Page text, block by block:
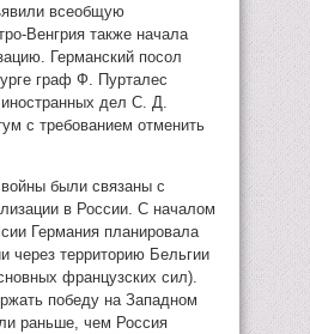
всеобщую
Венгрия также начала
Германский посол
граф Ф. Пурталес
дел С. Д.
с требованием отменить
были связаны с
в России. С началом
Германия планировала
через территорию Бельгии
французских сил).
победу на Западном
раньше, чем Россия